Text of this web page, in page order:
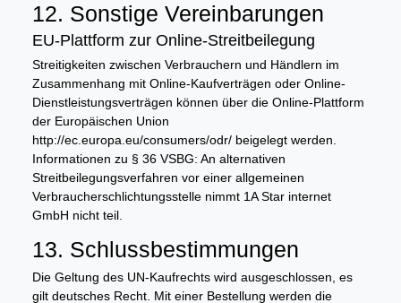
12. Sonstige Vereinbarungen
EU-Plattform zur Online-Streitbeilegung
Streitigkeiten zwischen Verbrauchern und Händlern im
Zusammenhang mit Online-Kaufverträgen oder Online-
Dienstleistungsverträgen können über die Online-Plattform
der Europäischen Union
http://ec.europa.eu/consumers/odr/ beigelegt werden.
Informationen zu § 36 VSBG: An alternativen
Streitbeilegungsverfahren vor einer allgemeinen
Verbraucherschlichtungsstelle nimmt 1A Star internet
GmbH nicht teil.
13. Schlussbestimmungen
Die Geltung des UN-Kaufrechts wird ausgeschlossen, es
gilt deutsches Recht. Mit einer Bestellung werden die